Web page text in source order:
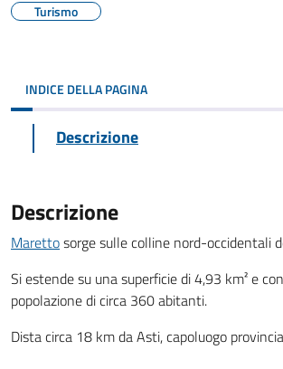
Turismo
INDICE DELLA PAGINA
Descrizione
Descrizione
Marettosorge sulle colline nord-occidentali
Si estende su una superficie di 4,93 km² e
popolazione di circa 360 abitanti.
Dista circa 18 km da Asti, capoluogo